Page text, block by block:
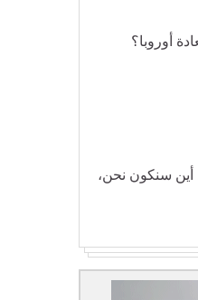
أوروبا؟
أين سنكون نحن،